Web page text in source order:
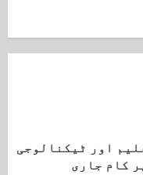
اور ٹیکنالوجی
کام جاری